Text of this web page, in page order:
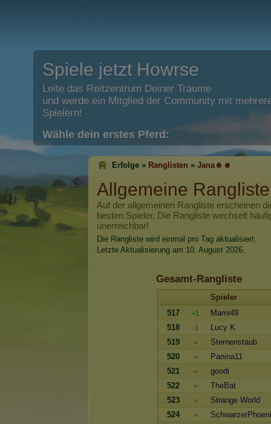
Spiele jetzt Howrse
Leite das Reitzentrum Deiner Träume
und werde ein Mitglied der Community mit
Spielern!
Wähle dein erstes Pferd:
Erfolge » Ranglisten » Jana☻☻
Allgemeine
Auf der allgemeinen Rangliste erscheinen
besten Spieler. Die Rangliste wechselt
unerreichbar!
Die Rangliste wird einmal pro Tag aktualisiert.
Letzte Aktualisierung am 10. August 2026.
Gesamt-Rangliste
Spieler
517
+1
Mami49
518
-1
Lucy K.
519
=
Sternenstaub
520
=
Panina11
521
=
goodi
522
=
TheBat
523
=
Strange World
524
=